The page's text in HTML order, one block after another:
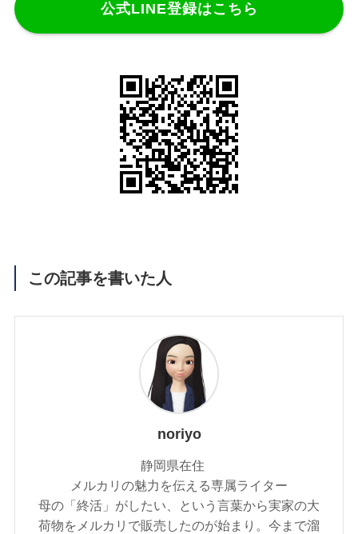
公式LINE登録はこちら
この記事を書いた人
noriyo
静岡県在住
メルカリの魅力を伝える専属ライター
母の「終活」がしたい、という言葉から実家の大
荷物をメルカリで販売したのが始まり。今まで溜